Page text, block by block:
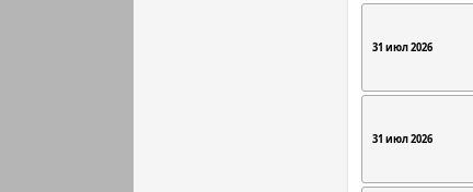
31 июл 2026
31 июл 2026